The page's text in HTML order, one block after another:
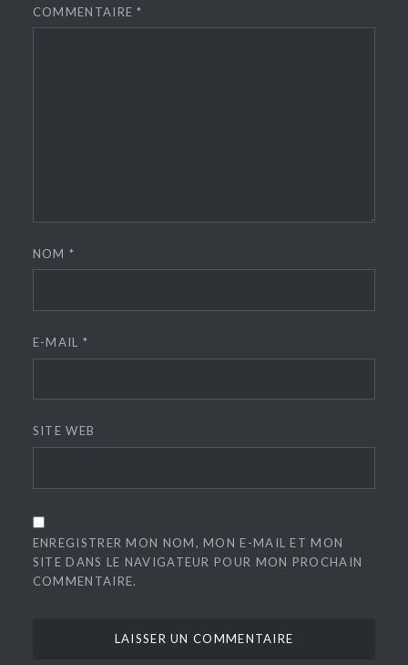
COMMENTAIRE*
NOM*
E-MAIL *
SITE WEB
ENREGISTRER MON NOM, MON E-MAIL ET MON
SITE DANS LE NAVIGATEUR POUR MON PROCHAIN
COMMENTAIRE.